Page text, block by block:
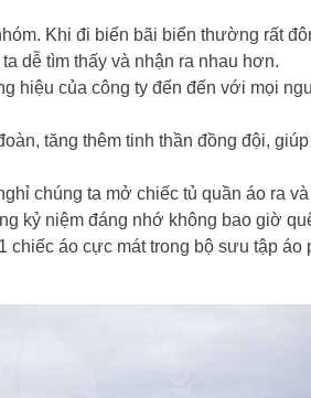
Khi đi biển bãi biển thường rất
dễ tìm thấy và nhận ra nhau hơn.
hiệu của công ty đến đến với mọi
tăng thêm tinh thần đồng đội,
chúng ta mở chiếc tủ quần áo ra
kỷ niệm đáng nhớ không bao giờ
áo cực mát trong bộ sưu tập áo